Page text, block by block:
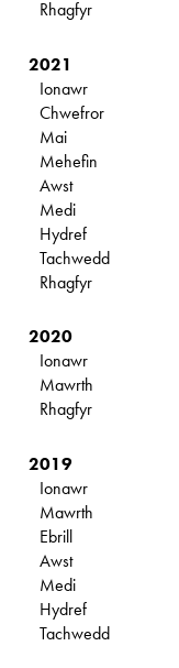
Rhagfyr
2021
Ionawr
Chwefror
Mai
Mehefin
Awst
Medi
Hydref
Tachwedd
Rhagfyr
2020
Ionawr
Mawrth
Rhagfyr
2019
Ionawr
Mawrth
Ebrill
Awst
Medi
Hydref
Tachwedd